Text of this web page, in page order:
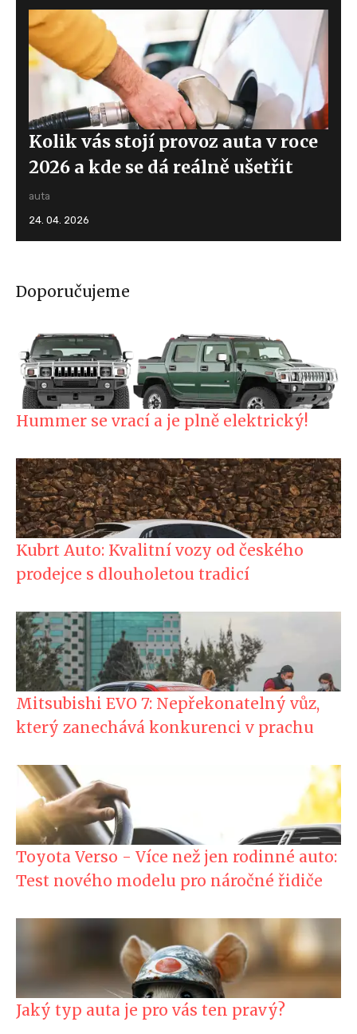
Kolik vás stojí provoz auta v roce
2026 a kde se dá reálně ušetřit
auta
24. 04. 2026
Doporučujeme
Hummer se vrací a je plně elektrický!
Kubrt Auto: Kvalitní vozy od českého
prodejce s dlouholetou tradicí
Mitsubishi EVO 7: Nepřekonatelný vůz,
který zanechává konkurenci v prachu
Toyota Verso - Více než jen rodinné auto:
Test nového modelu pro náročné řidiče
Jaký typ auta je pro vás ten pravý?